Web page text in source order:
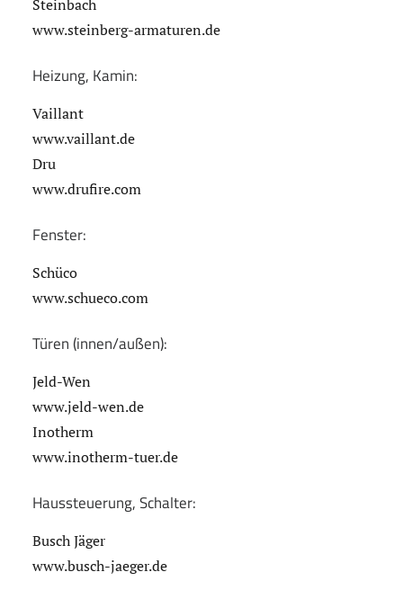
Steinbach
www.steinberg-armaturen.de
Heizung, Kamin:
Vaillant
www.vaillant.de
Dru
www.drufire.com
Fenster:
Schüco
www.schueco.com
Türen (innen/außen):
Jeld-Wen
www.jeld-wen.de
Inotherm
www.inotherm-tuer.de
Haussteuerung, Schalter:
Busch Jäger
www.busch-jaeger.de